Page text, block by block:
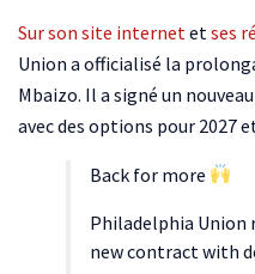
Sur son site internet et ses
Union a officialisé la
Mbaizo. Il a signé un
avec des options pour 2027
Back for more
Philadelphia Union
new contract with